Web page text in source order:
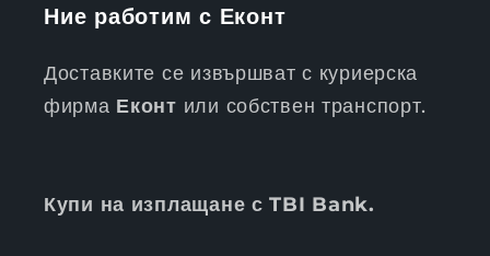
Ние работим с Еконт
Доставките се извършват с куриерска
фирма Еконт или собствен транспорт.
Купи на изплащане с TBI Bank.